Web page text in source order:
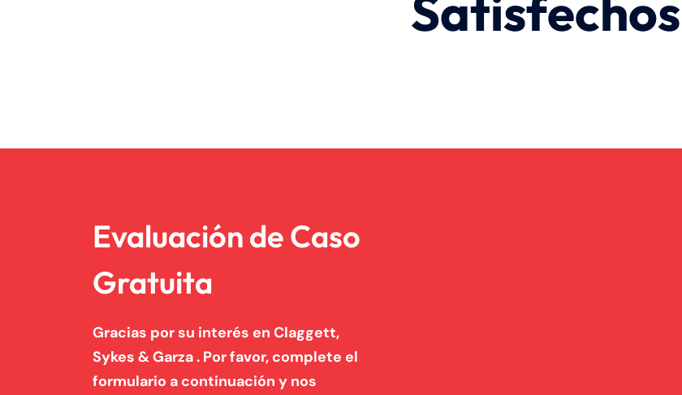
Evaluación de Caso
Gratuita
Gracias por su interés en Claggett,
Sykes & Garza . Por favor, complete el
formulario a continuación y nos